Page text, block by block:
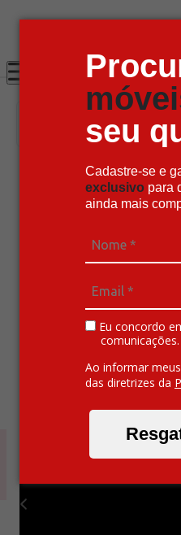
seu
Cadastre-se e
exclusivo para
ainda mais
Eu concordo
comunicações.
Ao informar
das diretrizes da
Quarto
Quarto Completo
Quarto Completo